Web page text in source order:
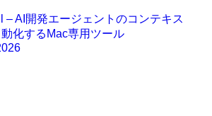
– AI開発エージェントのコンテキス
動化するMac専用ツール